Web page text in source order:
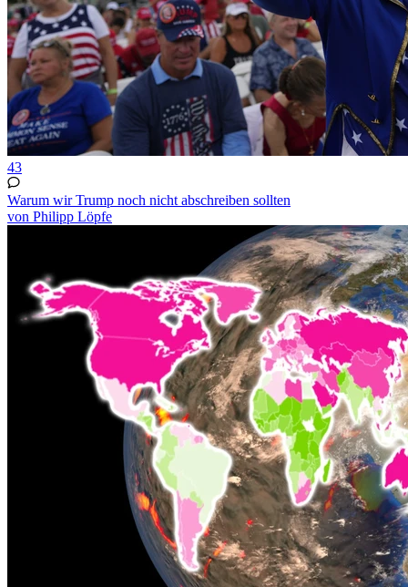
43
Warum wir Trump noch nicht abschreiben sollten
von Philipp Löpfe